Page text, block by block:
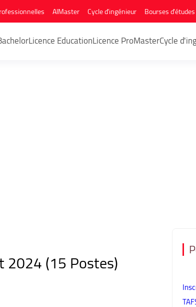
AlMaster Cycle d'ingénieur Bourses d'études
Licence EducationLicence ProMasterCycle
2024 (15 Postes)